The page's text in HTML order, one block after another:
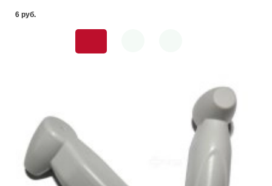
6 pуб.